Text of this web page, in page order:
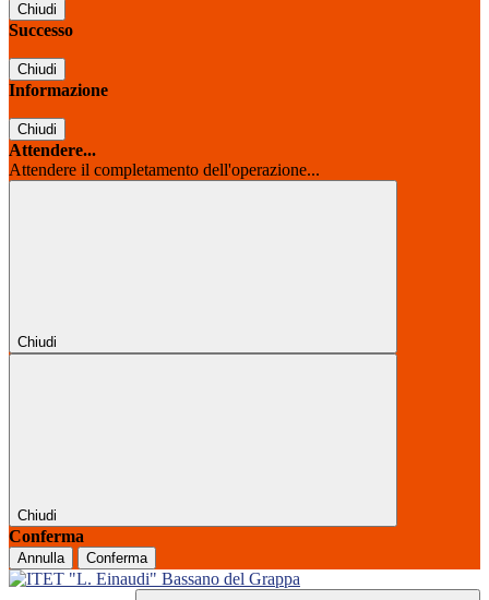
Chiudi
Successo
Chiudi
Informazione
Chiudi
Attendere...
Attendere il completamento dell'operazione...
Chiudi
Chiudi
Conferma
Annulla Conferma